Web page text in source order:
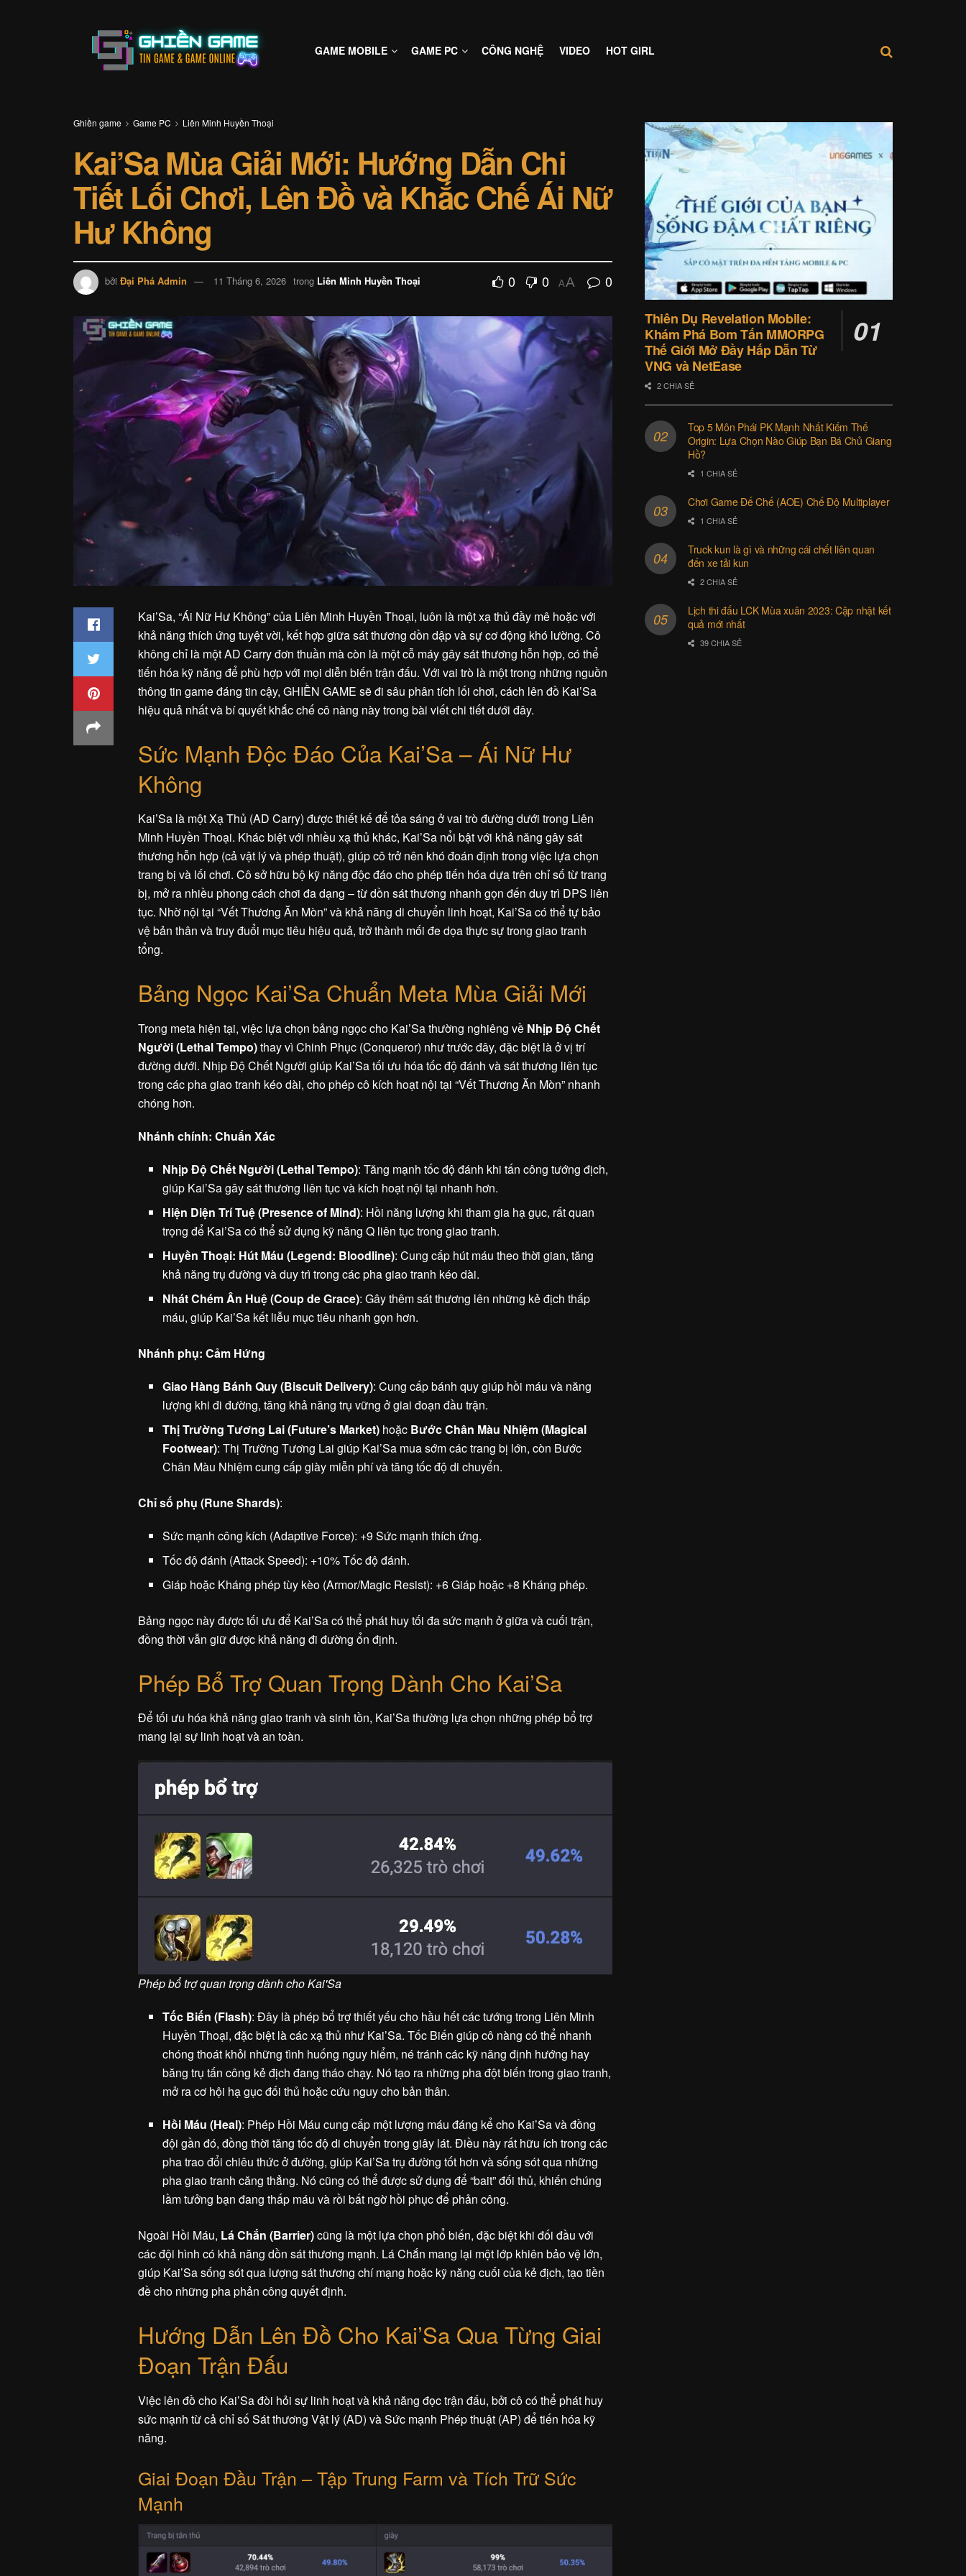
GAME MOBILE GAME PC CÔNG NGHỆ VIDEO HOT GIRL
Ghiền game Game PC Liên Minh Huyền Thoại
Kai’Sa Mùa Giải Mới: Hướng Dẫn Chi
Tiết Lối Chơi, Lên Đồ và Khắc Chế Ái Nữ
Hư Không
bởi Đại Phá Admin 11 Tháng 6, 2026 trong Liên Minh Huyền Thoại 0 0 AA 0
Kai’Sa, “Ái Nữ Hư Không” của Liên Minh Huyền Thoại, luôn là một xạ thủ đầy mê hoặc với
khả năng thích ứng tuyệt vời, kết hợp giữa sát thương dồn dập và sự cơ động khó lường. Cô
không chỉ là một AD Carry đơn thuần mà còn là một cỗ máy gây sát thương hỗn hợp, có thể
tiến hóa kỹ năng để phù hợp với mọi diễn biến trận đấu. Với vai trò là một trong những nguồn
thông tin game đáng tin cậy, GHIỀN GAME sẽ đi sâu phân tích lối chơi, cách lên đồ Kai’Sa
hiệu quả nhất và bí quyết khắc chế cô nàng này trong bài viết chi tiết dưới đây.
Sức Mạnh Độc Đáo Của Kai’Sa – Ái Nữ Hư
Không
Kai’Sa là một Xạ Thủ (AD Carry) được thiết kế để tỏa sáng ở vai trò đường dưới trong Liên
Minh Huyền Thoại. Khác biệt với nhiều xạ thủ khác, Kai’Sa nổi bật với khả năng gây sát
thương hỗn hợp (cả vật lý và phép thuật), giúp cô trở nên khó đoán định trong việc lựa chọn
trang bị và lối chơi. Cô sở hữu bộ kỹ năng độc đáo cho phép tiến hóa dựa trên chỉ số từ trang
bị, mở ra nhiều phong cách chơi đa dạng – từ dồn sát thương nhanh gọn đến duy trì DPS liên
tục. Nhờ nội tại “Vết Thương Ăn Mòn” và khả năng di chuyển linh hoạt, Kai’Sa có thể tự bảo
vệ bản thân và truy đuổi mục tiêu hiệu quả, trở thành mối đe dọa thực sự trong giao tranh
tổng.
Bảng Ngọc Kai’Sa Chuẩn Meta Mùa Giải Mới
Trong meta hiện tại, việc lựa chọn bảng ngọc cho Kai’Sa thường nghiêng về Nhịp Độ Chết
Người (Lethal Tempo)thay vì Chinh Phục (Conqueror) như trước đây, đặc biệt là ở vị trí
đường dưới. Nhịp Độ Chết Người giúp Kai’Sa tối ưu hóa tốc độ đánh và sát thương liên tục
trong các pha giao tranh kéo dài, cho phép cô kích hoạt nội tại “Vết Thương Ăn Mòn” nhanh
chóng hơn.
Nhánh chính: Chuẩn Xác
Nhịp Độ Chết Người (Lethal Tempo): Tăng mạnh tốc độ đánh khi tấn công tướng địch,
giúp Kai’Sa gây sát thương liên tục và kích hoạt nội tại nhanh hơn.
Hiện Diện Trí Tuệ (Presence of Mind): Hồi năng lượng khi tham gia hạ gục, rất quan
trọng để Kai’Sa có thể sử dụng kỹ năng Q liên tục trong giao tranh.
Huyền Thoại: Hút Máu (Legend: Bloodline): Cung cấp hút máu theo thời gian, tăng
khả năng trụ đường và duy trì trong các pha giao tranh kéo dài.
Nhát Chém Ân Huệ (Coup de Grace): Gây thêm sát thương lên những kẻ địch thấp
máu, giúp Kai’Sa kết liễu mục tiêu nhanh gọn hơn.
Nhánh phụ: Cảm Hứng
Giao Hàng Bánh Quy (Biscuit Delivery): Cung cấp bánh quy giúp hồi máu và năng
lượng khi đi đường, tăng khả năng trụ vững ở giai đoạn đầu trận.
Thị Trường Tương Lai (Future’s Market) hoặc Bước Chân Màu Nhiệm (Magical
Footwear): Thị Trường Tương Lai giúp Kai’Sa mua sớm các trang bị lớn, còn Bước
Chân Màu Nhiệm cung cấp giày miễn phí và tăng tốc độ di chuyển.
Chỉ số phụ (Rune Shards):
Sức mạnh công kích (Adaptive Force): +9 Sức mạnh thích ứng.
Tốc độ đánh (Attack Speed): +10% Tốc độ đánh.
Giáp hoặc Kháng phép tùy kèo (Armor/Magic Resist): +6 Giáp hoặc +8 Kháng phép.
Bảng ngọc này được tối ưu để Kai’Sa có thể phát huy tối đa sức mạnh ở giữa và cuối trận,
đồng thời vẫn giữ được khả năng đi đường ổn định.
Phép Bổ Trợ Quan Trọng Dành Cho Kai’Sa
Để tối ưu hóa khả năng giao tranh và sinh tồn, Kai’Sa thường lựa chọn những phép bổ trợ
mang lại sự linh hoạt và an toàn.
Phép bổ trợ quan trọng dành cho Kai'Sa
Tốc Biến (Flash): Đây là phép bổ trợ thiết yếu cho hầu hết các tướng trong Liên Minh
Huyền Thoại, đặc biệt là các xạ thủ như Kai’Sa. Tốc Biến giúp cô nàng có thể nhanh
chóng thoát khỏi những tình huống nguy hiểm, né tránh các kỹ năng định hướng hay
băng trụ tấn công kẻ địch đang tháo chạy. Nó tạo ra những pha đột biến trong giao tranh,
mở ra cơ hội hạ gục đối thủ hoặc cứu nguy cho bản thân.
Hồi Máu (Heal): Phép Hồi Máu cung cấp một lượng máu đáng kể cho Kai’Sa và đồng
đội gần đó, đồng thời tăng tốc độ di chuyển trong giây lát. Điều này rất hữu ích trong các
pha trao đổi chiêu thức ở đường, giúp Kai’Sa trụ đường tốt hơn và sống sót qua những
pha giao tranh căng thẳng. Nó cũng có thể được sử dụng để “bait” đối thủ, khiến chúng
lầm tưởng bạn đang thấp máu và rồi bất ngờ hồi phục để phản công.
Ngoài Hồi Máu, Lá Chắn (Barrier)cũng là một lựa chọn phổ biến, đặc biệt khi đối đầu với
các đội hình có khả năng dồn sát thương mạnh. Lá Chắn mang lại một lớp khiên bảo vệ lớn,
giúp Kai’Sa sống sót qua lượng sát thương chí mạng hoặc kỹ năng cuối của kẻ địch, tạo tiền
đề cho những pha phản công quyết định.
Hướng Dẫn Lên Đồ Cho Kai’Sa Qua Từng Giai
Đoạn Trận Đấu
Việc lên đồ cho Kai’Sa đòi hỏi sự linh hoạt và khả năng đọc trận đấu, bởi cô có thể phát huy
sức mạnh từ cả chỉ số Sát thương Vật lý (AD) và Sức mạnh Phép thuật (AP) để tiến hóa kỹ
năng.
Giai Đoạn Đầu Trận – Tập Trung Farm và Tích Trữ Sức
Mạnh
Thiên Dụ Revelation Mobile:
Khám Phá Bom Tấn MMORPG
Thế Giới Mở Đầy Hấp Dẫn Từ
VNG và NetEase
2 CHIA SẺ
Top 5 Môn Phái PK Mạnh Nhất Kiếm Thế
Origin: Lựa Chọn Nào Giúp Bạn Bá Chủ Giang
Hồ?
1 CHIA SẺ
Chơi Game Đế Chế (AOE) Chế Độ Multiplayer
1 CHIA SẺ
Truck kun là gì và những cái chết liên quan
đến xe tải kun
2 CHIA SẺ
Lịch thi đấu LCK Mùa xuân 2023: Cập nhật kết
quả mới nhất
39 CHIA SẺ